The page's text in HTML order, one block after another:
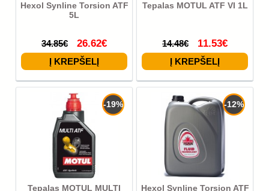
Hexol Synline Torsion ATF
5L
34.85€ 26.62€
Tepalas MOTUL ATF VI 1L
14.48€ 11.53€
-19%
Tepalas MOTUL MULTI
-12%
Hexol Synline Torsion ATF